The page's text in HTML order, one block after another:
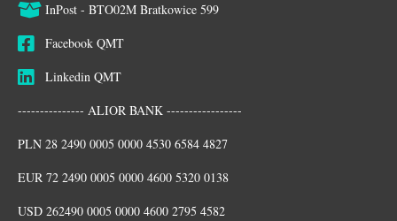
InPost - BTO02M Bratkowice 599
Facebook QMT
Linkedin QMT
--------------- ALIOR BANK -----------------
PLN 28 2490 0005 0000 4530 6584 4827
EUR 72 2490 0005 0000 4600 5320 0138
USD 262490 0005 0000 4600 2795 4582